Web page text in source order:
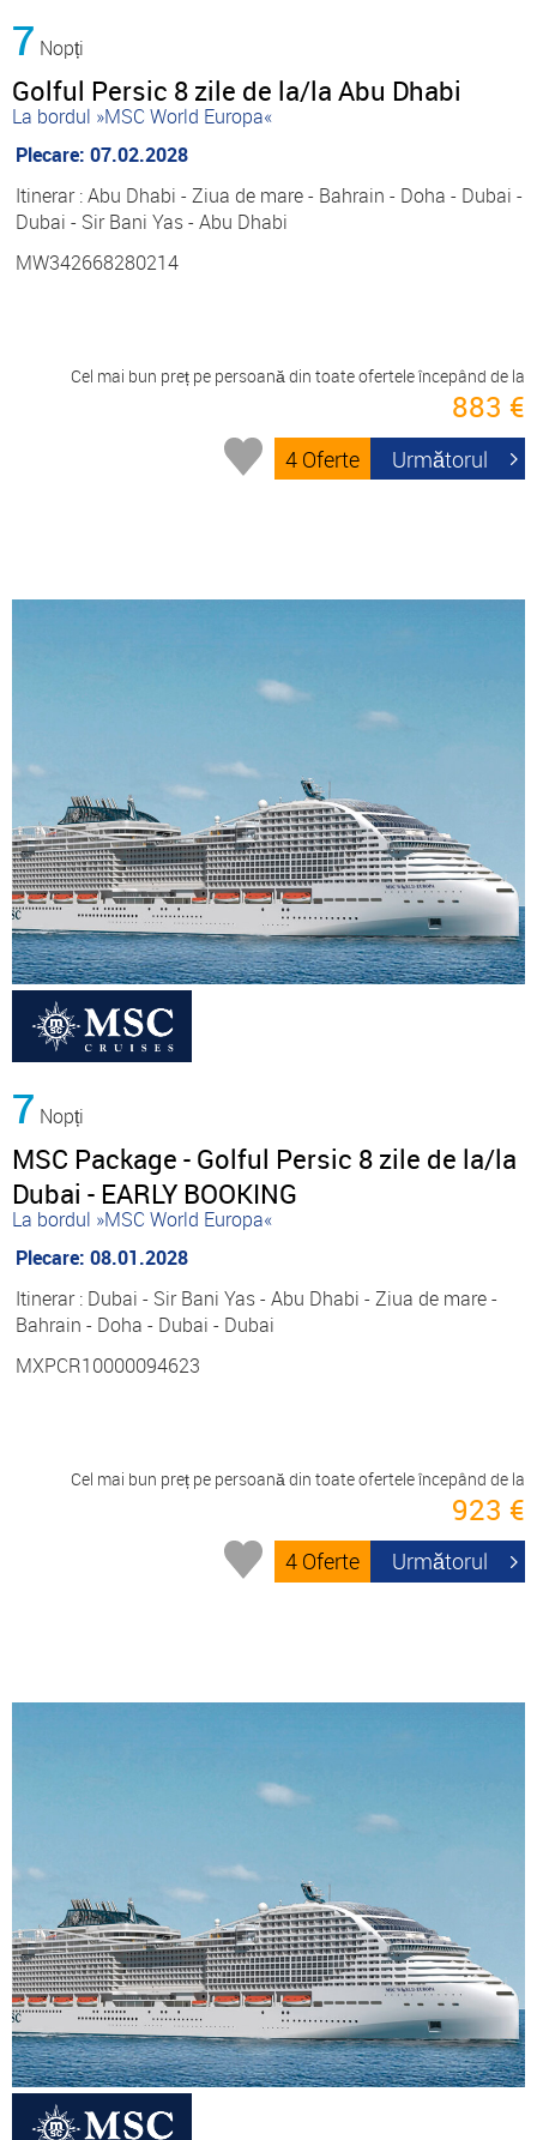
7 Nopți
Golful Persic 8 zile de la/la Abu Dhabi
La bordul »MSC World Europa«
Plecare: 07.02.2028
Itinerar : Abu Dhabi - Ziua de mare - Bahrain - Doha - Dubai -
Dubai - Sir Bani Yas - Abu Dhabi
MW342668280214
Cel mai bun preț pe persoană din toate ofertele începând de la
883 €
4 Oferte Următorul
7 Nopți
MSC Package - Golful Persic 8 zile de la/la
Dubai - EARLY BOOKING
La bordul »MSC World Europa«
Plecare: 08.01.2028
Itinerar : Dubai - Sir Bani Yas - Abu Dhabi - Ziua de mare -
Bahrain - Doha - Dubai - Dubai
MXPCR10000094623
Cel mai bun preț pe persoană din toate ofertele începând de la
923 €
4 Oferte Următorul